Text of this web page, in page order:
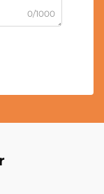
0/1000